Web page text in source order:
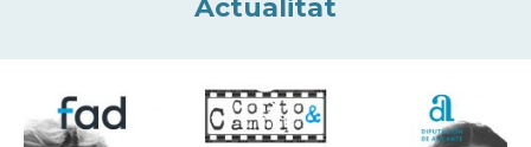
Actualitat